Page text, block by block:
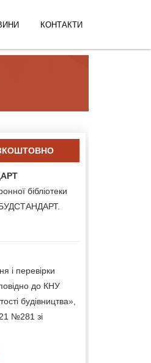
КОНТАКТИ
бібліотеки
БУДСТАНДАРТ.
і перевірки
до КНУ
будівництва»,
№281 зі